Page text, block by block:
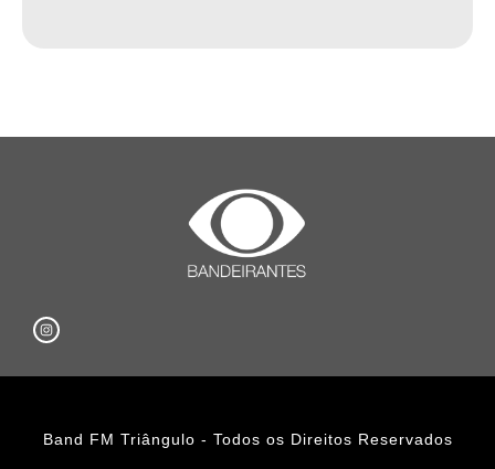
Band FM Triângulo - Todos os Direitos Reservados